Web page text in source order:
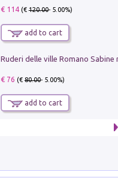
€ 114(€120.00- 5.00%)
add to cart
€ 76 (€80.00- 5.00%)
add to cart